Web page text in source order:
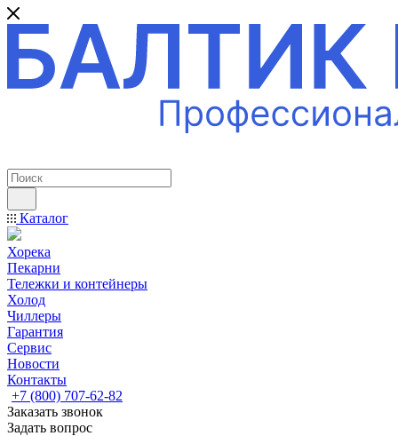
Каталог
Хорека
Пекарни
Тележки и контейнеры
Холод
Чиллеры
Гарантия
Сервис
Новости
Контакты
+7 (800) 707-62-82
Заказать звонок
Задать вопрос